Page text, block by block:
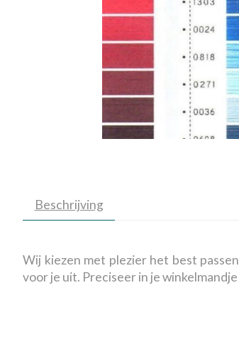
Beschrijving
Wij kiezen met plezier het best
voor je uit. Preciseer in je